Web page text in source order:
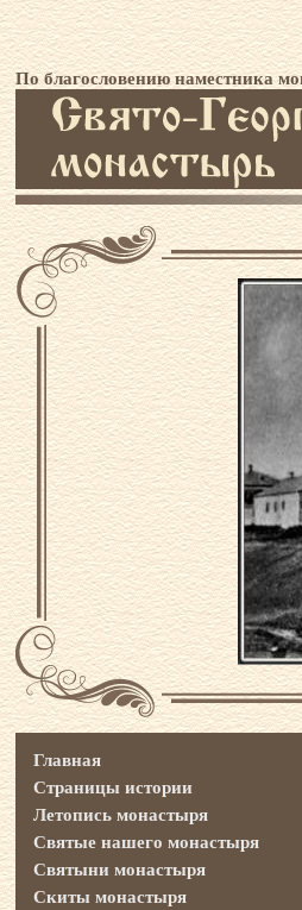
По благословению наместника
Главная
Страницы истории
Летопись монастыря
Святые нашего монастыря
Святыни монастыря
Скиты монастыря